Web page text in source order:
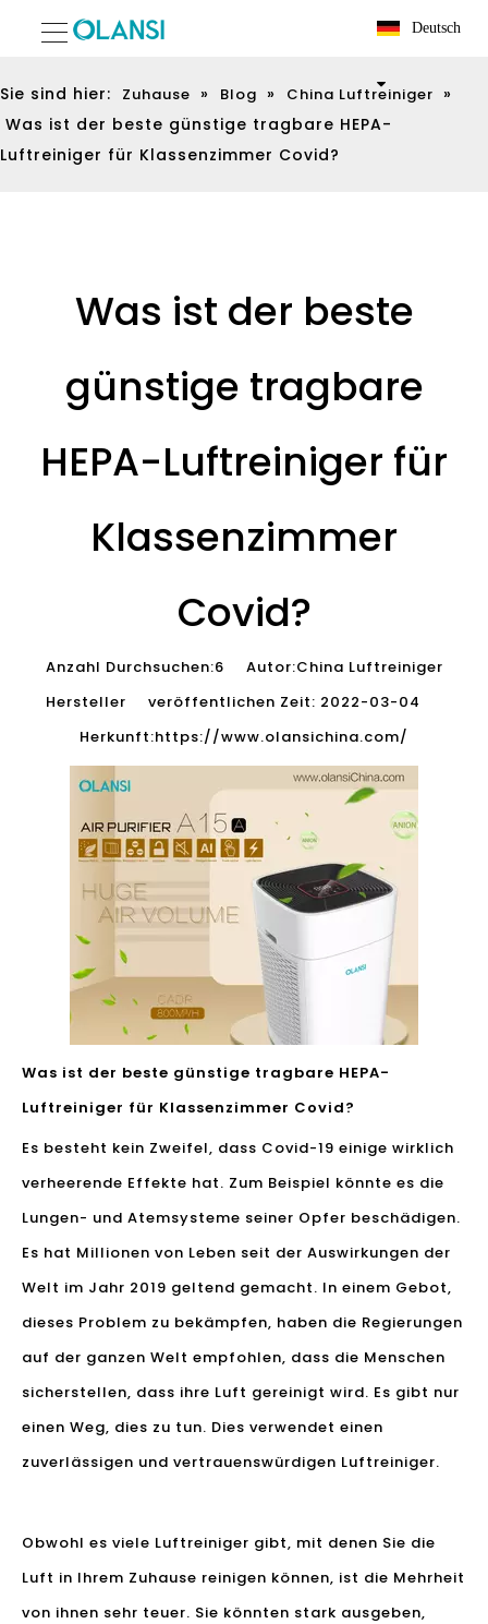
Deutsch
Sie sind hier: Zuhause » Blog » China Luftreiniger »
Was ist der beste günstige tragbare HEPA-
Luftreiniger für Klassenzimmer Covid?
Was ist der beste
günstige tragbare
HEPA-Luftreiniger für
Klassenzimmer
Covid?
Anzahl Durchsuchen:6 Autor:China Luftreiniger
Hersteller veröffentlichen Zeit: 2022-03-04
Herkunft:https://www.olansichina.com/
Was ist der beste günstige tragbare HEPA-
Luftreiniger für Klassenzimmer Covid?
Es besteht kein Zweifel, dass Covid-19 einige wirklich
verheerende Effekte hat. Zum Beispiel könnte es die
Lungen- und Atemsysteme seiner Opfer beschädigen.
Es hat Millionen von Leben seit der Auswirkungen der
Welt im Jahr 2019 geltend gemacht. In einem Gebot,
dieses Problem zu bekämpfen, haben die Regierungen
auf der ganzen Welt empfohlen, dass die Menschen
sicherstellen, dass ihre Luft gereinigt wird. Es gibt nur
einen Weg, dies zu tun. Dies verwendet einen
zuverlässigen und vertrauenswürdigen Luftreiniger.
Obwohl es viele Luftreiniger gibt, mit denen Sie die
Luft in Ihrem Zuhause reinigen können, ist die Mehrheit
von ihnen sehr teuer. Sie könnten stark ausgeben,